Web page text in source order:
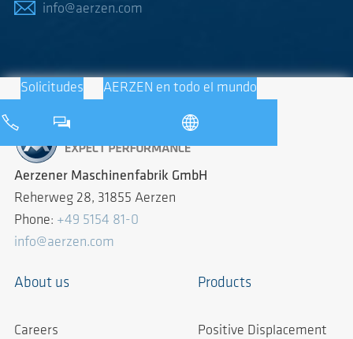
info@aerzen.com
Solicitudes AERZEN en todo el mundo
Aerzener Maschinenfabrik GmbH
Reherweg 28, 31855 Aerzen
Phone: +49 5154 81-0
info@aerzen.com
About us
Careers
Products
Positive Displacement